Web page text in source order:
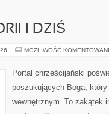
I DZIŚ
MOŻLIWOŚĆ
Portal chrześcijański
poszukujących Boga,
wewnętrznym. To zakątek